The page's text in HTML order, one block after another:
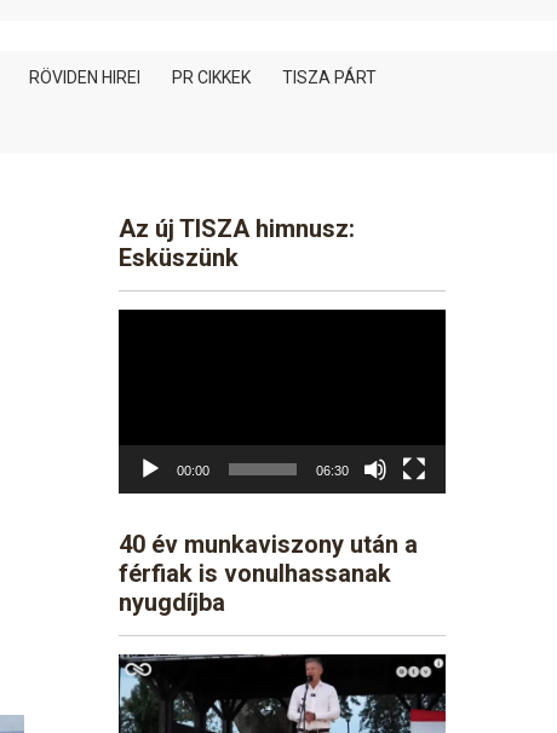
RÖVIDEN HIREI PR CIKKEK TISZA PÁRT
Az új TISZA himnusz:
Esküszünk
00:00 06:30
40 év munkaviszony után a
férfiak is vonulhassanak
nyugdíjba